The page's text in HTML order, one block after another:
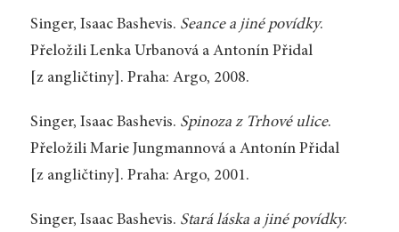
Singer, Isaac Bashevis. Seance a jiné povídky.
Přeložili Lenka Urbanová a Antonín Přidal
[z angličtiny]. Praha: Argo, 2008.
Singer, Isaac Bashevis. Spinoza z Trhové ulice.
Přeložili Marie Jungmannová a Antonín Přidal
[z angličtiny]. Praha: Argo, 2001.
Singer, Isaac Bashevis. Stará láska a jiné povídky.